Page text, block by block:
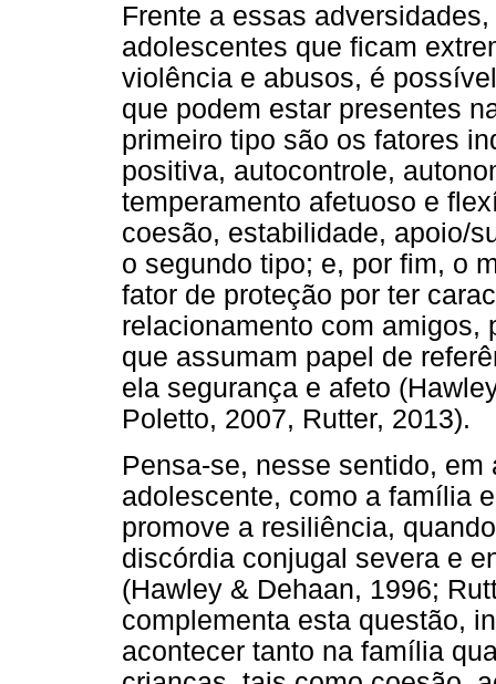
Frente a essas
adolescentes que ficam
violência e abusos, é
que podem estar presentes
primeiro tipo são os fatores
positiva, autocontrole,
temperamento afetuoso e
coesão, estabilidade, apoio/
o segundo tipo; e, por fim, o
fator de proteção por ter
relacionamento com
que assumam papel de
ela segurança e afeto
Poletto, 2007, Rutter, 2013).
Pensa-se, nesse sentido,
adolescente, como a família
promove a resiliência,
discórdia conjugal severa e
(Hawley & Dehaan, 1996;
complementa esta questão,
acontecer tanto na família